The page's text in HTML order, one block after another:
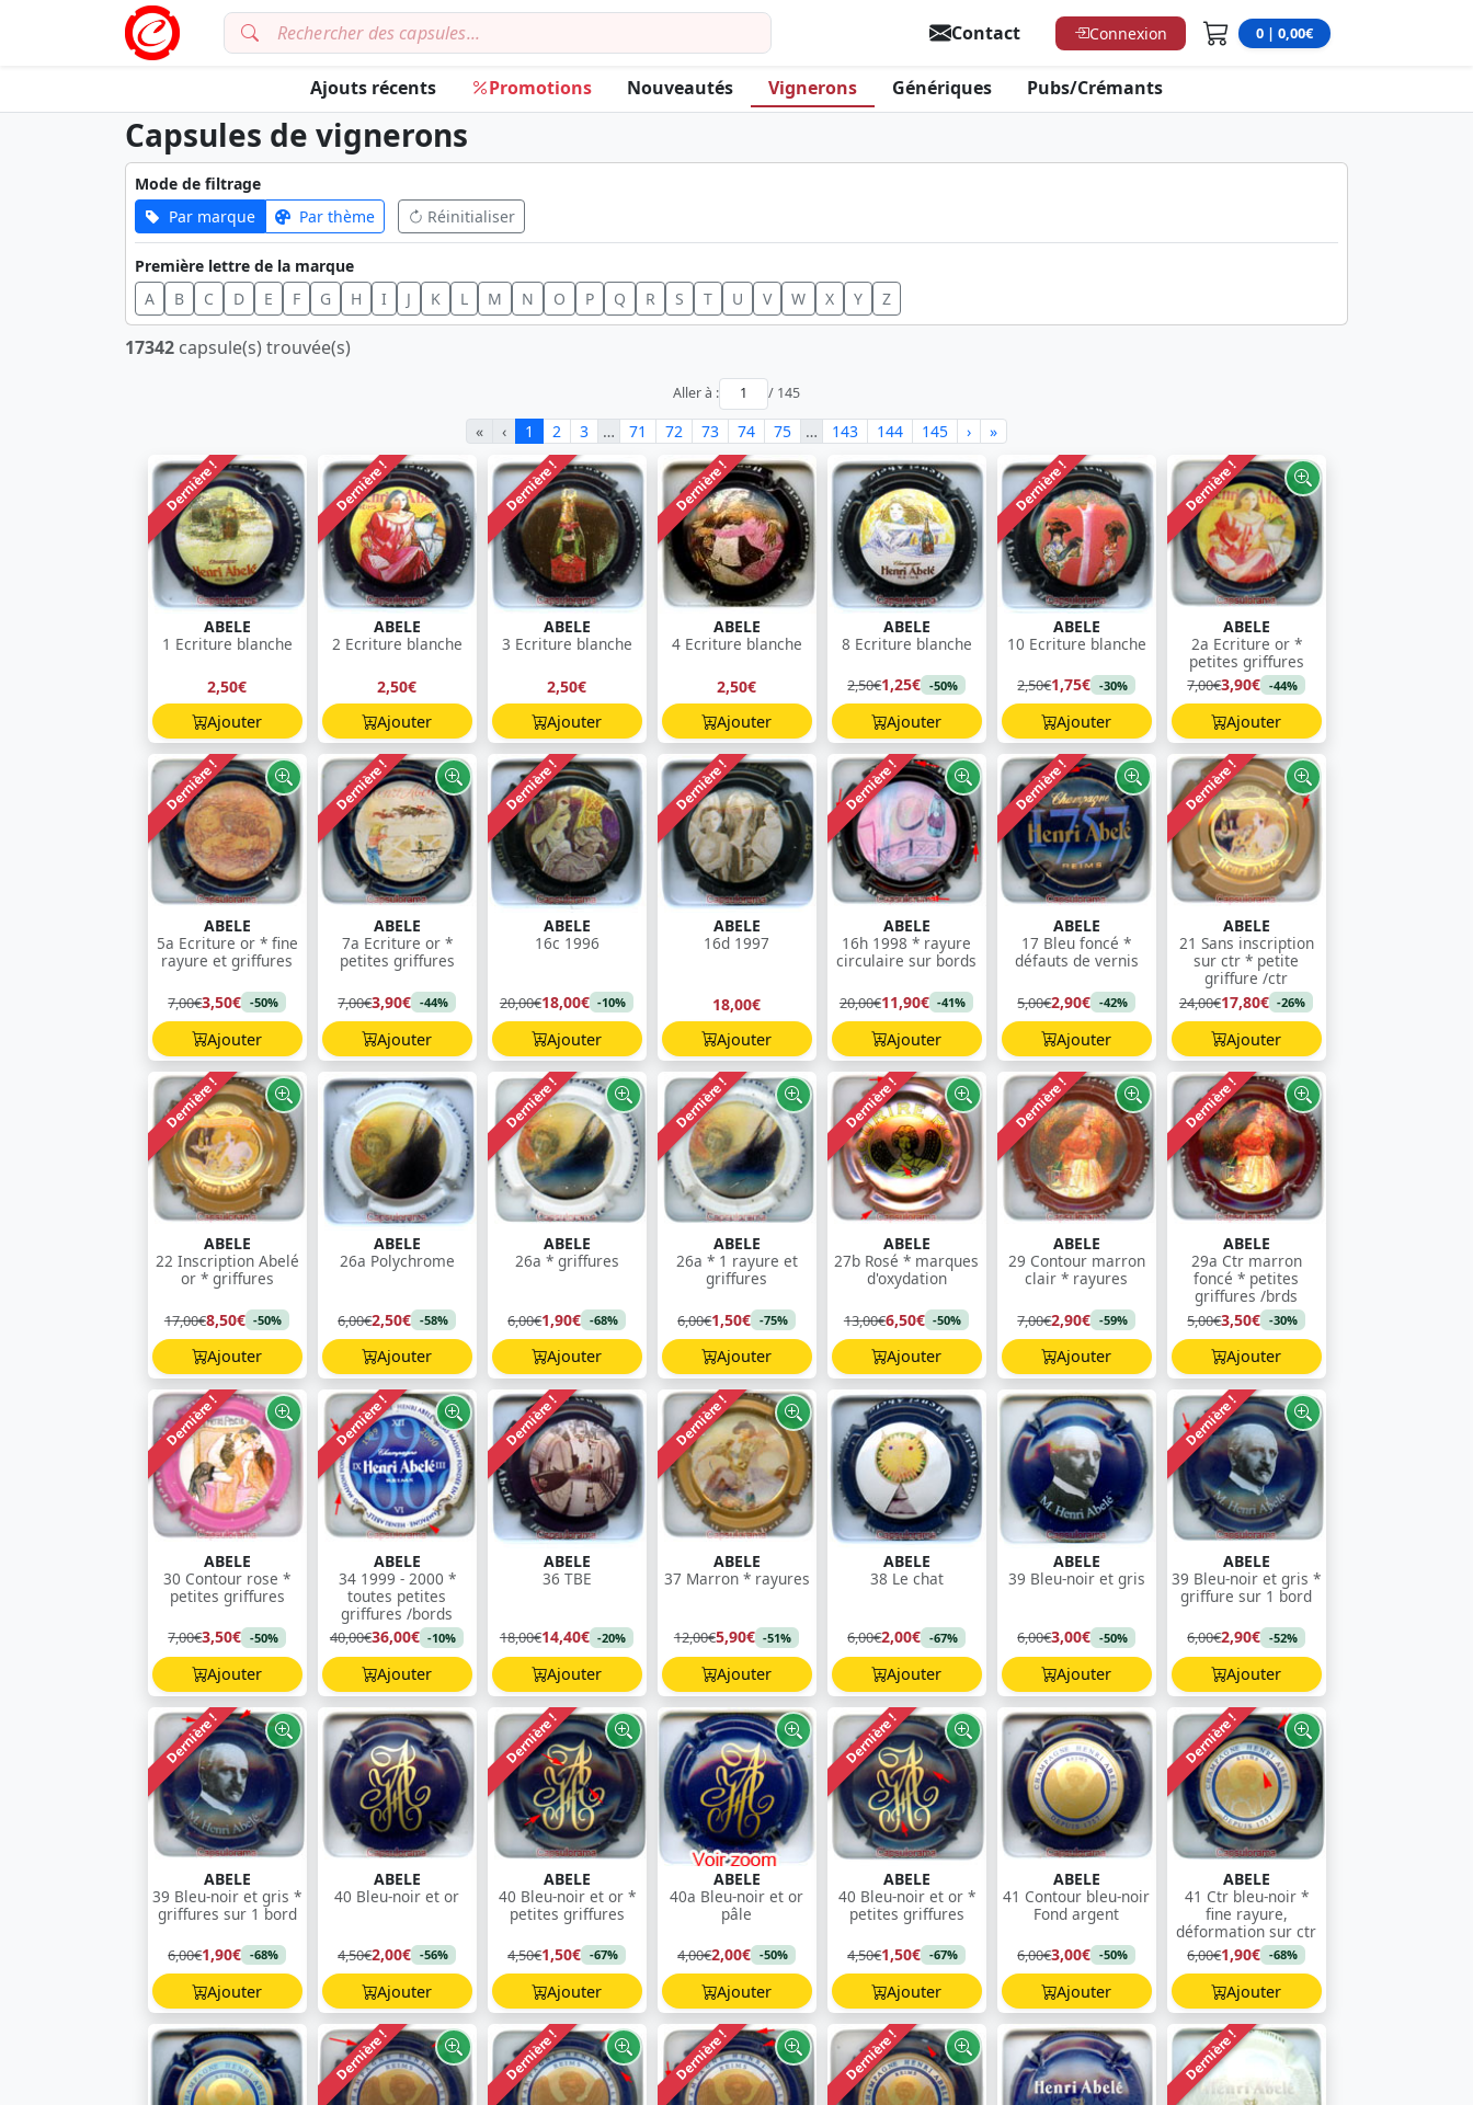
0 | 0,00€
Contact Connexion
Ajouts récents Promotions Nouveautés Vignerons Génériques Pubs/Crémants
Capsules de vignerons
Mode de filtrage
Par marque
Par thème Réinitialiser
Première lettre de la marque
A
B C D E F G H I J K L M N O P Q R S T U V W X Y Z
17342 capsule(s) trouvée(s)
Aller à : / 145
« ‹ 1 2 3 … 71 72 73 74 75 … 143 144 145 › »
Dernière !
ABELE
1 Ecriture blanche
2,50€
Ajouter
Dernière !
ABELE
2 Ecriture blanche
2,50€
Ajouter
Dernière !
ABELE
3 Ecriture blanche
2,50€
Ajouter
Dernière !
ABELE
4 Ecriture blanche
2,50€
Ajouter
ABELE
8 Ecriture blanche
2,50€1,25€ -50%
Ajouter
Dernière !
ABELE
10 Ecriture blanche
2,50€1,75€ -30%
Ajouter
Dernière !
ABELE
2a Ecriture or *
petites griffures
7,00€3,90€ -44%
Ajouter
Dernière !
ABELE
5a Ecriture or * fine
rayure et griffures
7,00€3,50€ -50%
Ajouter
Dernière !
ABELE
7a Ecriture or *
petites griffures
7,00€3,90€ -44%
Ajouter
Dernière !
ABELE
16c 1996
20,00€18,00€ -10%
Ajouter
Dernière !
ABELE
16d 1997
18,00€
Ajouter
Dernière !
ABELE
16h 1998 * rayure
circulaire sur bords
20,00€11,90€ -41%
Ajouter
Dernière !
ABELE
17 Bleu foncé *
défauts de vernis
5,00€2,90€ -42%
Ajouter
Dernière !
ABELE
21 Sans inscription
sur ctr * petite
griffure /ctr
24,00€17,80€ -26%
Ajouter
Dernière !
ABELE
22 Inscription Abelé
or * griffures
17,00€8,50€ -50%
Ajouter
ABELE
26a Polychrome
6,00€2,50€ -58%
Ajouter
Dernière !
ABELE
26a * griffures
6,00€1,90€ -68%
Ajouter
Dernière !
ABELE
26a * 1 rayure et
griffures
6,00€1,50€ -75%
Ajouter
Dernière !
ABELE
27b Rosé * marques
d'oxydation
13,00€6,50€ -50%
Ajouter
Dernière !
ABELE
29 Contour marron
clair * rayures
7,00€2,90€ -59%
Ajouter
Dernière !
ABELE
29a Ctr marron
foncé * petites
griffures /brds
5,00€3,50€ -30%
Ajouter
Dernière !
ABELE
30 Contour rose *
petites griffures
7,00€3,50€ -50%
Ajouter
Dernière !
ABELE
34 1999 - 2000 *
toutes petites
griffures /bords
40,00€36,00€ -10%
Ajouter
Dernière !
ABELE
36 TBE
18,00€14,40€ -20%
Ajouter
Dernière !
ABELE
37 Marron * rayures
12,00€5,90€ -51%
Ajouter
ABELE
38 Le chat
6,00€2,00€ -67%
Ajouter
ABELE
39 Bleu-noir et gris
6,00€3,00€ -50%
Ajouter
Dernière !
ABELE
39 Bleu-noir et gris *
griffure sur 1 bord
6,00€2,90€ -52%
Ajouter
Dernière !
ABELE
39 Bleu-noir et gris *
griffures sur 1 bord
6,00€1,90€ -68%
Ajouter
ABELE
40 Bleu-noir et or
4,50€2,00€ -56%
Ajouter
Dernière !
ABELE
40 Bleu-noir et or *
petites griffures
4,50€1,50€ -67%
Ajouter
ABELE
40a Bleu-noir et or
pâle
4,00€2,00€ -50%
Ajouter
Dernière !
ABELE
40 Bleu-noir et or *
petites griffures
4,50€1,50€ -67%
Ajouter
ABELE
41 Contour bleu-noir
Fond argent
6,00€3,00€ -50%
Ajouter
Dernière !
ABELE
41 Ctr bleu-noir *
fine rayure,
déformation sur ctr
6,00€1,90€ -68%
Ajouter
Dernière ! Dernière ! Dernière ! Dernière ! Dernière !